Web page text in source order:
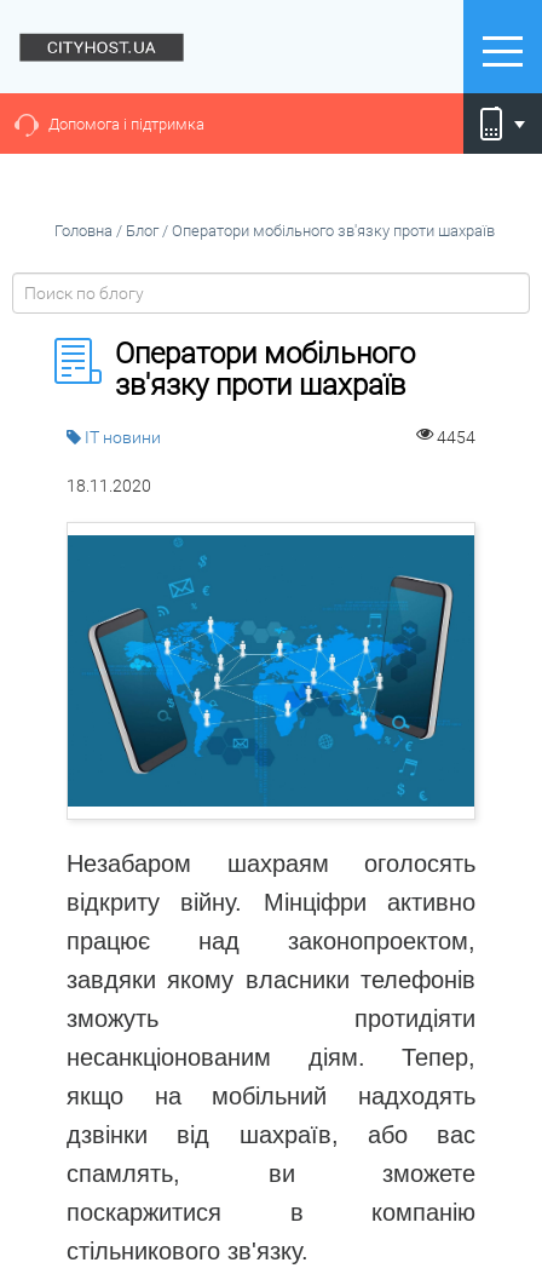
Допомога і підтримка
Головна / Блог/ Оператори мобільного зв'язку проти шахраїв
Оператори мобільного
зв'язку проти шахраїв
IT новини 4454
18.11.2020
Незабаром шахраям оголосять
відкриту війну. Мінціфри активно
працює над законопроектом,
завдяки якому власники телефонів
зможуть протидіяти
несанкціонованим діям. Тепер,
якщо на мобільний надходять
дзвінки від шахраїв, або вас
спамлять, ви зможете
поскаржитися в компанію
стільникового зв'язку.